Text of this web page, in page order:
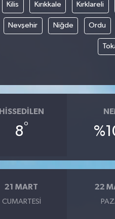
Kilis Kırıkkale Kırklareli
Nevşehir Niğde Ordu
HISSEDILEN
8°
21 MART
CUMARTESI
22